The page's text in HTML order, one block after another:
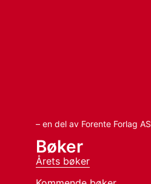
– en del av Forente Forlag AS
Bøker
Årets bøker